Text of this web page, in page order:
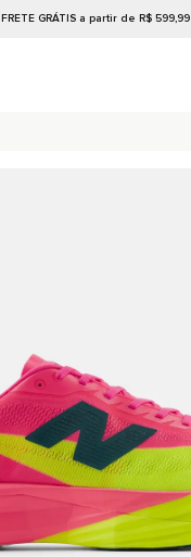
FRETE GRÁTIS a partir de R$ 599,99